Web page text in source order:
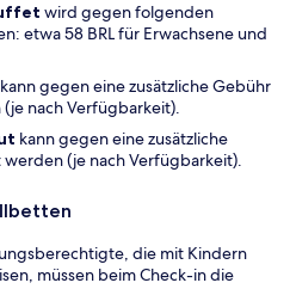
wird gegen folgenden
etwa 58 BRL für Erwachsene und
kann gegen eine zusätzliche Gebühr
nach Verfügbarkeit).
kann gegen eine zusätzliche
(je nach Verfügbarkeit).
die mit Kindern
müssen beim Check-in die